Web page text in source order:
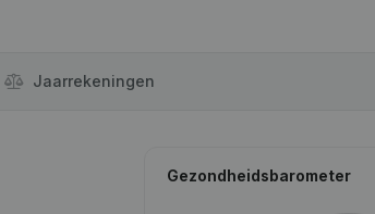
Jaar­rekeningen
Gezondheidsbarometer